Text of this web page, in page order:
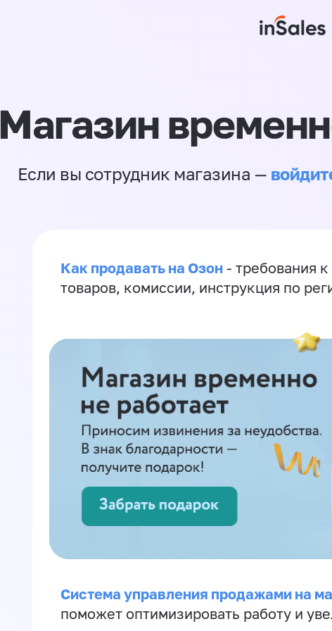
Магазин
Если вы сотрудник магазина —
Как продавать на Озон - требования
товаров, комиссии, инструкция по
Система управления продажами на
поможет оптимизировать работу и